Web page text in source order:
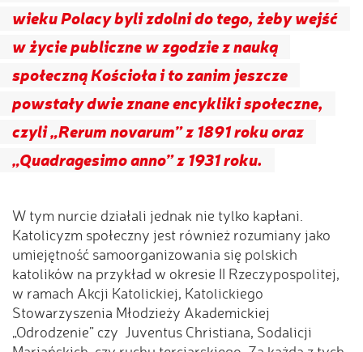
wieku Polacy byli zdolni do tego, żeby wejść
w życie publiczne w zgodzie z nauką
społeczną Kościoła i to zanim jeszcze
powstały dwie znane encykliki społeczne,
czyli „Rerum novarum” z 1891 roku oraz
„Quadragesimo anno” z 1931 roku.
W tym nurcie działali jednak nie tylko kapłani.
Katolicyzm społeczny jest również rozumiany jako
umiejętność samoorganizowania się polskich
katolików na przykład w okresie II Rzeczypospolitej,
w ramach Akcji Katolickiej, Katolickiego
Stowarzyszenia Młodzieży Akademickiej
„Odrodzenie” czy Juventus Christiana, Sodalicji